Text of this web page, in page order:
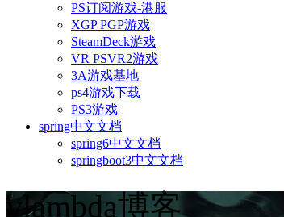
PS订阅游戏-港服
XGP PGP游戏
SteamDeck游戏
VR PSVR2游戏
3A游戏基地
ps4游戏下载
PS3游戏
spring中文文档
spring6中文文档
springboot3中文文档
vlambda博客